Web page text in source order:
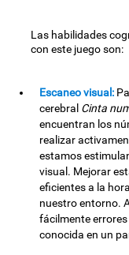
Las habilidades
con este juego son:
Escaneo visual:
cerebral Cinta
encuentran los
realizar
estamos
visual. Mejorar
eficientes a la
nuestro entorno.
fácilmente
conocida en un